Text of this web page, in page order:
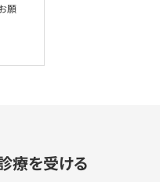
願
療を受ける